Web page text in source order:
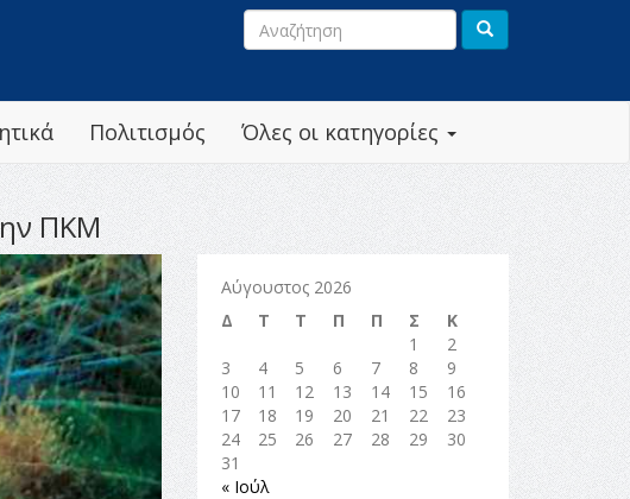
Όλες οι κατηγορίες
Πολιτισμός
ΠΚΜ
Αύγουστος 2026
Δ
Τ Τ Π Π Σ
Κ
1
2
3
4 5 6 7 8
9
10
11 12 13 14 15
16
17
18 19 20 21 22
23
24
25 26 27 28 29
30
31
« Ιούλ